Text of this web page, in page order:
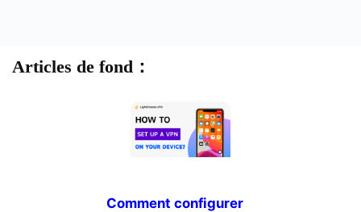
Articles de fond：
Comment configurer